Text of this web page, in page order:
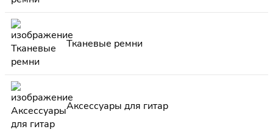
Тканевые ремни
Аксессуары для гитар